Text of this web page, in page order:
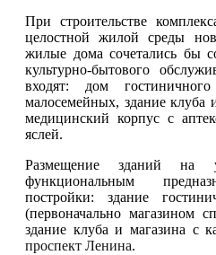
При строительстве
целостной жилой среды
жилые дома сочетались бы
культурно-бытового
входят: дом
малосемейных, здание
медицинский корпус с
яслей.
Размещение зданий на
функциональным
постройки: здание
(первоначально магазином
здание клуба и магазина с
проспект Ленина.